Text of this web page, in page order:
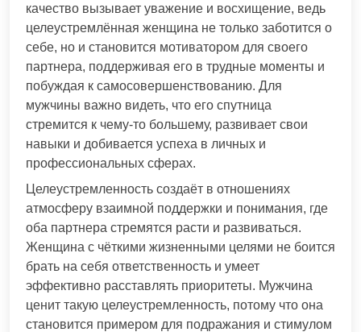
качество вызывает уважение и восхищение, ведь
целеустремлённая женщина не только заботится о
себе, но и становится мотиватором для своего
партнера, поддерживая его в трудные моменты и
побуждая к самосовершенствованию. Для
мужчины важно видеть, что его спутница
стремится к чему-то большему, развивает свои
навыки и добивается успеха в личных и
профессиональных сферах.
Целеустремленность создаёт в отношениях
атмосферу взаимной поддержки и понимания, где
оба партнера стремятся расти и развиваться.
Женщина с чёткими жизненными целями не боится
брать на себя ответственность и умеет
эффективно расставлять приоритеты. Мужчина
ценит такую целеустремленность, потому что она
становится примером для подражания и стимулом